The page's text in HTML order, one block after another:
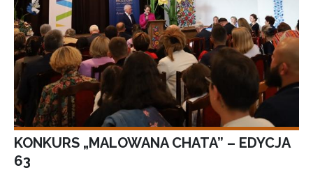
KONKURS „MALOWANA CHATA” – EDYCJA
63